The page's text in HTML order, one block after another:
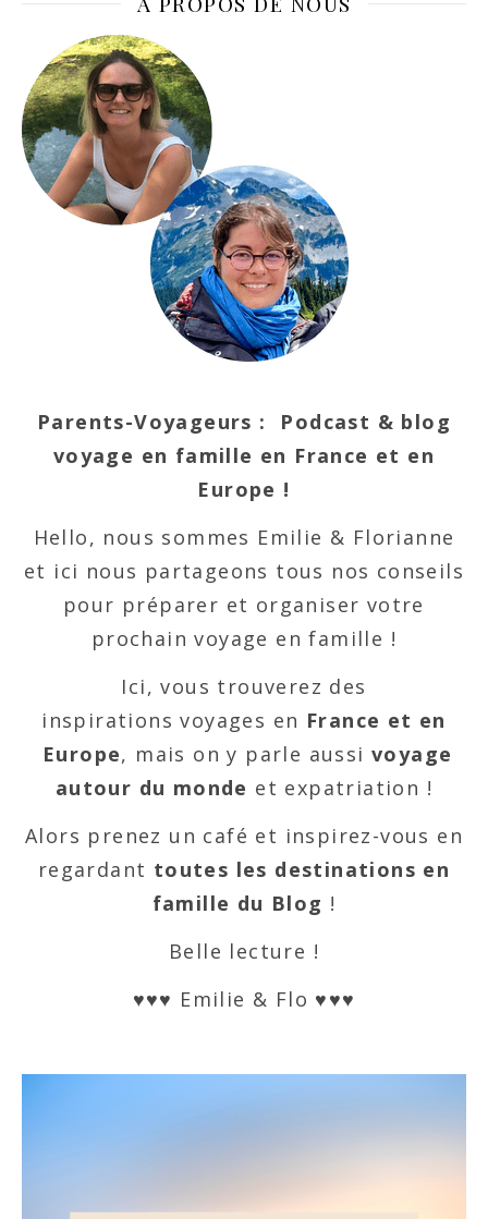
Parents-Voyageurs : Podcast & blog
voyage en famille en France et en
Europe !
Hello, nous sommes Emilie & Florianne
et ici nous partageons tous nos conseils
pour préparer et organiser votre
prochain voyage en famille !
Ici, vous trouverez des
inspirations voyages en France et en
Europe, mais on y parle aussi voyage
autour du monde et expatriation !
Alors prenez un café et inspirez-vous en
regardant toutes les destinations en
famille du Blog !
Belle lecture !
♥♥♥ Emilie & Flo ♥♥♥